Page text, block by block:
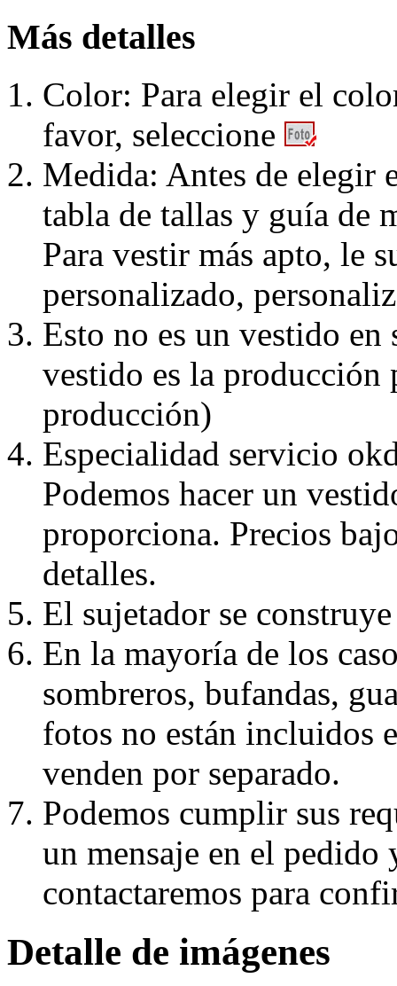
Más detalles
Color: Para elegir el
favor, seleccione
Medida: Antes de elegir
tabla de tallas y guía de
Para vestir más apto, le
personalizado,
Esto no es un vestido
vestido es la producción
producción)
Especialidad servicio
Podemos hacer un
proporciona. Precios
detalles.
El sujetador se
En la mayoría de los
sombreros, bufandas,
fotos no están incluidos
venden por separado.
Podemos cumplir sus
un mensaje en el pedido
contactaremos para
Detalle de imágenes